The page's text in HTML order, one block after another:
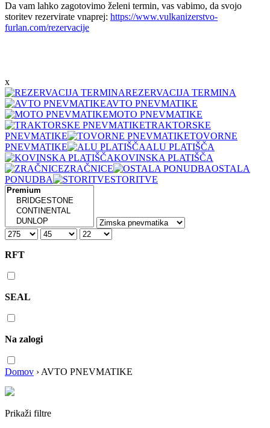
Da vam lahko zagotovimo želeni termin, vas vabimo, da svojo
storitev rezervirate vnaprej: https://www.vulkanizerstvo-
furlan.com/rezervacije
x
REZERVACIJA TERMINA
AVTO PNEVMATIKE
MOTO PNEVMATIKE
TRAKTORSKE
PNEVMATIKE
TOVORNE
PNEVMATIKE
ALU PLATIŠČA
KOVINSKA PLATIŠČA
ZRAČNICE
OSTALA
PONUDBA
STORITVE
RFT
SEAL
Na zalogi
Domov › AVTO PNEVMATIKE
Prikaži filtre